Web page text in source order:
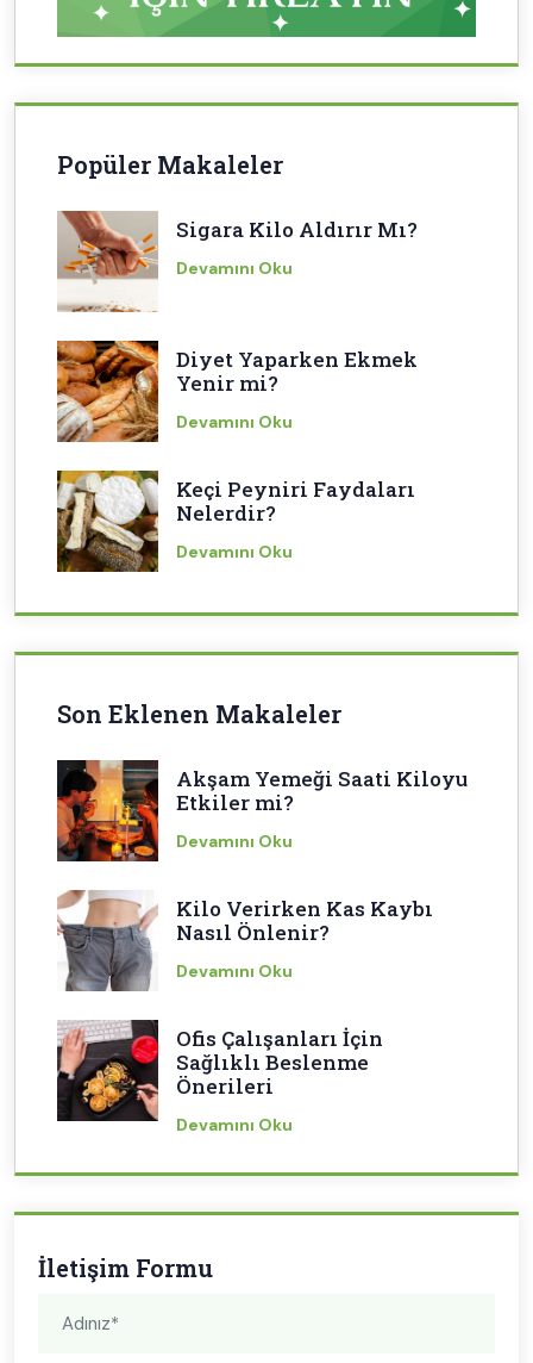
Popüler Makaleler
Sigara Kilo Aldırır Mı?
Devamını Oku
Diyet Yaparken Ekmek
Yenir mi?
Devamını Oku
Keçi Peyniri Faydaları
Nelerdir?
Devamını Oku
Son Eklenen Makaleler
Akşam Yemeği Saati Kiloyu
Etkiler mi?
Devamını Oku
Kilo Verirken Kas Kaybı
Nasıl Önlenir?
Devamını Oku
Ofis Çalışanları İçin
Sağlıklı Beslenme
Önerileri
Devamını Oku
İletişim Formu